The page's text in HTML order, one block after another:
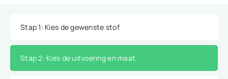
Stap 1: Kies de gewenste stof
Stap 2: Kies de uitvoering en maat